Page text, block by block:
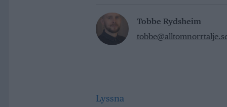
Tobbe Rydsheim
Lyssna